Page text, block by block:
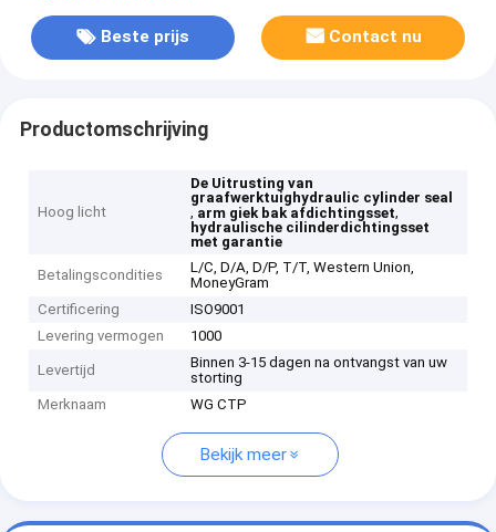
Beste prijs Contact nu
Productomschrijving
Hoog licht
De Uitrusting van
graafwerktuighydraulic cylinder seal
, arm giek bak afdichtingsset,
hydraulische cilinderdichtingsset
met garantie
Betalingscondities
L/C, D/A, D/P, T/T, Western Union,
MoneyGram
Certificering
ISO9001
Levering vermogen
1000
Levertijd
Binnen 3-15 dagen na ontvangst van uw
storting
Merknaam
WG CTP
Bekijk meer